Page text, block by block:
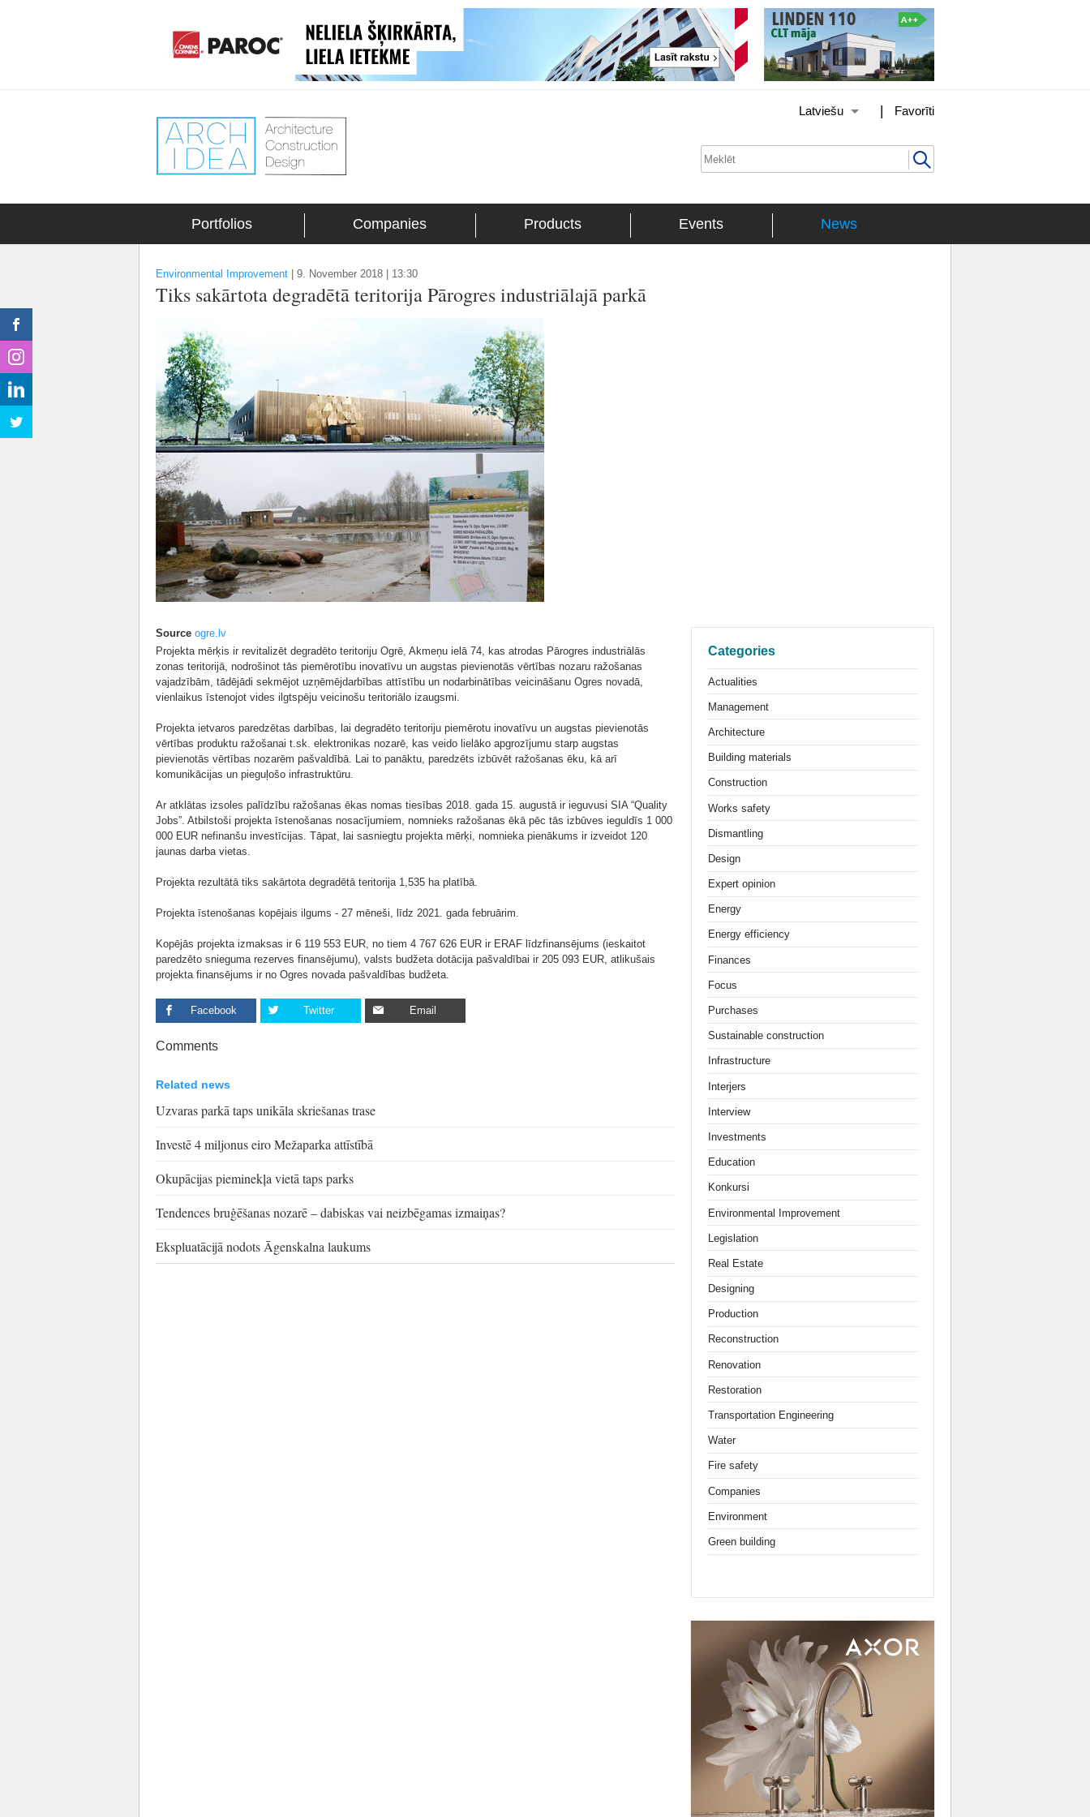
Favorīti
|
Latviešu
Portfolios Companies Products Events News
Environmental Improvement 9. November 2018 | 13:30
Tiks sakārtota degradētā teritorija Pārogres industriālajā parkā
Source ogre.lv
Projekta mērķis ir revitalizēt degradēto teritoriju Ogrē, Akmeņu ielā 74, kas atrodas Pārogres industriālās
zonas teritorijā, nodrošinot tās piemērotību inovatīvu un augstas pievienotās vērtības nozaru ražošanas
vajadzībām, tādējādi sekmējot uzņēmējdarbības attīstību un nodarbinātības veicināšanu Ogres novadā,
vienlaikus īstenojot vides ilgtspēju veicinošu teritoriālo izaugsmi.
Projekta ietvaros paredzētas darbības, lai degradēto teritoriju piemērotu inovatīvu un augstas pievienotās
vērtības produktu ražošanai t.sk. elektronikas nozarē, kas veido lielāko apgrozījumu starp augstas
pievienotās vērtības nozarēm pašvaldībā. Lai to panāktu, paredzēts izbūvēt ražošanas ēku, kā arī
komunikācijas un pieguļošo infrastruktūru.
Ar atklātas izsoles palīdzību ražošanas ēkas nomas tiesības 2018. gada 15. augustā ir ieguvusi SIA “Quality
Jobs”. Atbilstoši projekta īstenošanas nosacījumiem, nomnieks ražošanas ēkā pēc tās izbūves ieguldīs 1 000
000 EUR nefinanšu investīcijas. Tāpat, lai sasniegtu projekta mērķi, nomnieka pienākums ir izveidot 120
jaunas darba vietas.
Projekta rezultātā tiks sakārtota degradētā teritorija 1,535 ha platībā.
Projekta īstenošanas kopējais ilgums - 27 mēneši, līdz 2021. gada februārim.
Kopējās projekta izmaksas ir 6 119 553 EUR, no tiem 4 767 626 EUR ir ERAF līdzfinansējums (ieskaitot
paredzēto snieguma rezerves finansējumu), valsts budžeta dotācija pašvaldībai ir 205 093 EUR, atlikušais
projekta finansējums ir no Ogres novada pašvaldības budžeta.
Facebook Twitter Email
Comments
Related news
Uzvaras parkā taps unikāla skriešanas trase
Investē 4 miljonus eiro Mežaparka attīstībā
Okupācijas pieminekļa vietā taps parks
Tendences bruģēšanas nozarē – dabiskas vai neizbēgamas izmaiņas?
Ekspluatācijā nodots Āgenskalna laukums
Categories
Actualities
Management
Architecture
Building materials
Construction
Works safety
Dismantling
Design
Expert opinion
Energy
Energy efficiency
Finances
Focus
Purchases
Sustainable construction
Infrastructure
Interjers
Interview
Investments
Education
Konkursi
Environmental Improvement
Legislation
Real Estate
Designing
Production
Reconstruction
Renovation
Restoration
Transportation Engineering
Water
Fire safety
Companies
Environment
Green building